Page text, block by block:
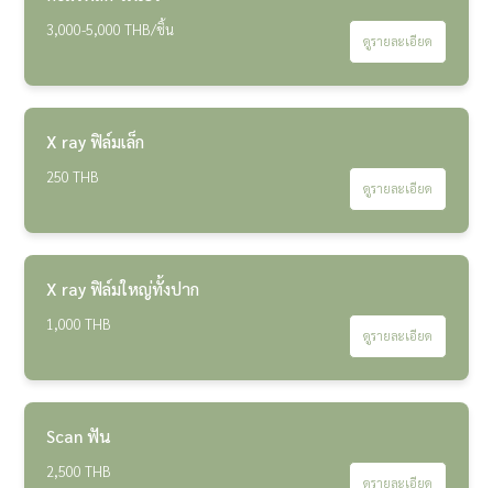
3,000-5,000 THB/ชิ้น
ดูรายละเอียด
X ray ฟิล์มเล็ก
250 THB
ดูรายละเอียด
X ray ฟิล์มใหญ่ทั้งปาก
1,000 THB
ดูรายละเอียด
Scan ฟัน
2,500 THB
ดูรายละเอียด